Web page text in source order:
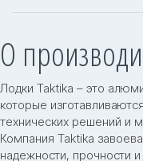
О
Лодки Taktika – это
которые
технических решений и
Компания Taktika
надежности, прочности